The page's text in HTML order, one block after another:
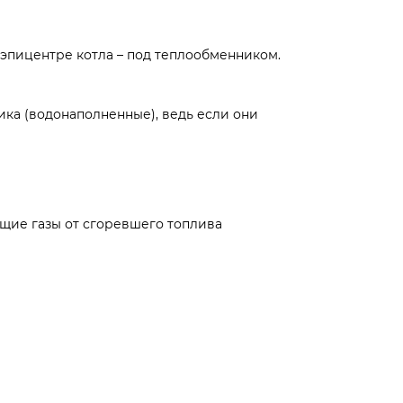
котла – под теплообменником.
(водонаполненные), ведь если они
газы от сгоревшего топлива